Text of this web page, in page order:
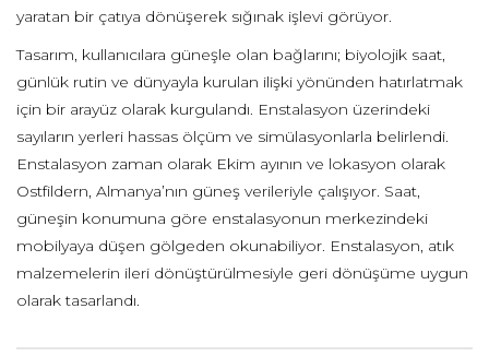
yaratan bir çatıya dönüşerek sığınak işlevi görüyor.
Tasarım, kullanıcılara güneşle olan bağlarını; biyolojik saat,
günlük rutin ve dünyayla kurulan ilişki yönünden hatırlatmak
için bir arayüz olarak kurgulandı. Enstalasyon üzerindeki
sayıların yerleri hassas ölçüm ve simülasyonlarla belirlendi.
Enstalasyon zaman olarak Ekim ayının ve lokasyon olarak
Ostfildern, Almanya’nın güneş verileriyle çalışıyor. Saat,
güneşin konumuna göre enstalasyonun merkezindeki
mobilyaya düşen gölgeden okunabiliyor. Enstalasyon, atık
malzemelerin ileri dönüştürülmesiyle geri dönüşüme uygun
olarak tasarlandı.